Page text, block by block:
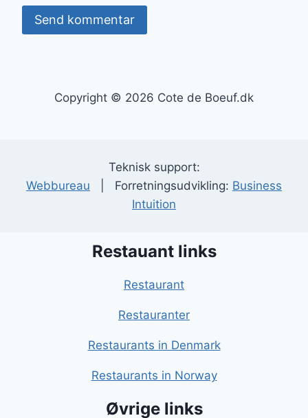
Copyright © 2026 Cote de Boeuf.dk
Teknisk support:
Webbureau | Forretningsudvikling: Business
Intuition
Restauant links
Restaurant
Restauranter
Restaurants in Denmark
Restaurants in Norway
Øvrige links